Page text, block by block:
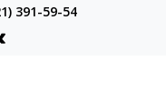
391-59-54